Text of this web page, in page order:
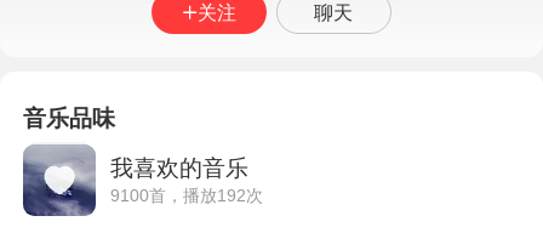
关注 聊天
音乐品味
我喜欢的音乐
9100首，播放192次